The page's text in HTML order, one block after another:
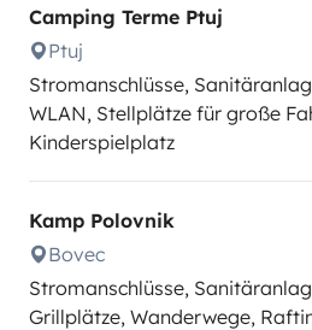
Camping Terme Ptuj
Ptuj
Stromanschlüsse,
WLAN, Stellplätze für große
Kinderspielplatz
Kamp Polovnik
Bovec
Stromanschlüsse,
Grillplätze, Wanderwege,